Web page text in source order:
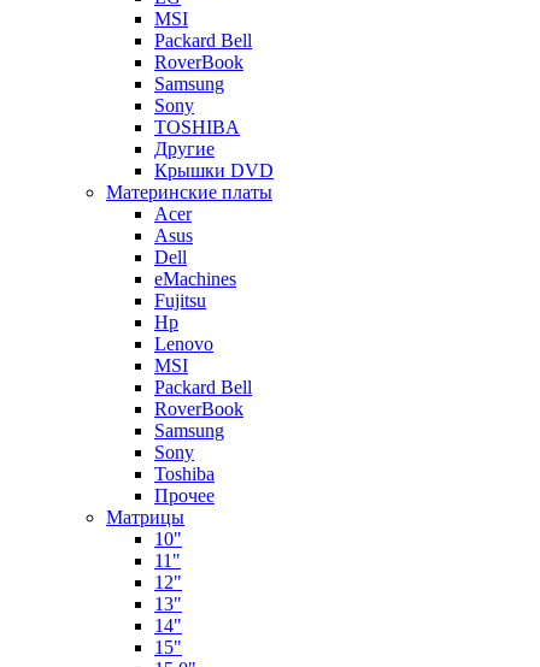
MSI
Packard Bell
RoverBook
Samsung
Sony
TOSHIBA
Другие
Крышки DVD
Материнские платы
Acer
Asus
Dell
eMachines
Fujitsu
Hp
Lenovo
MSI
Packard Bell
RoverBook
Samsung
Sony
Toshiba
Прочее
Матрицы
10"
11"
12"
13"
14"
15"